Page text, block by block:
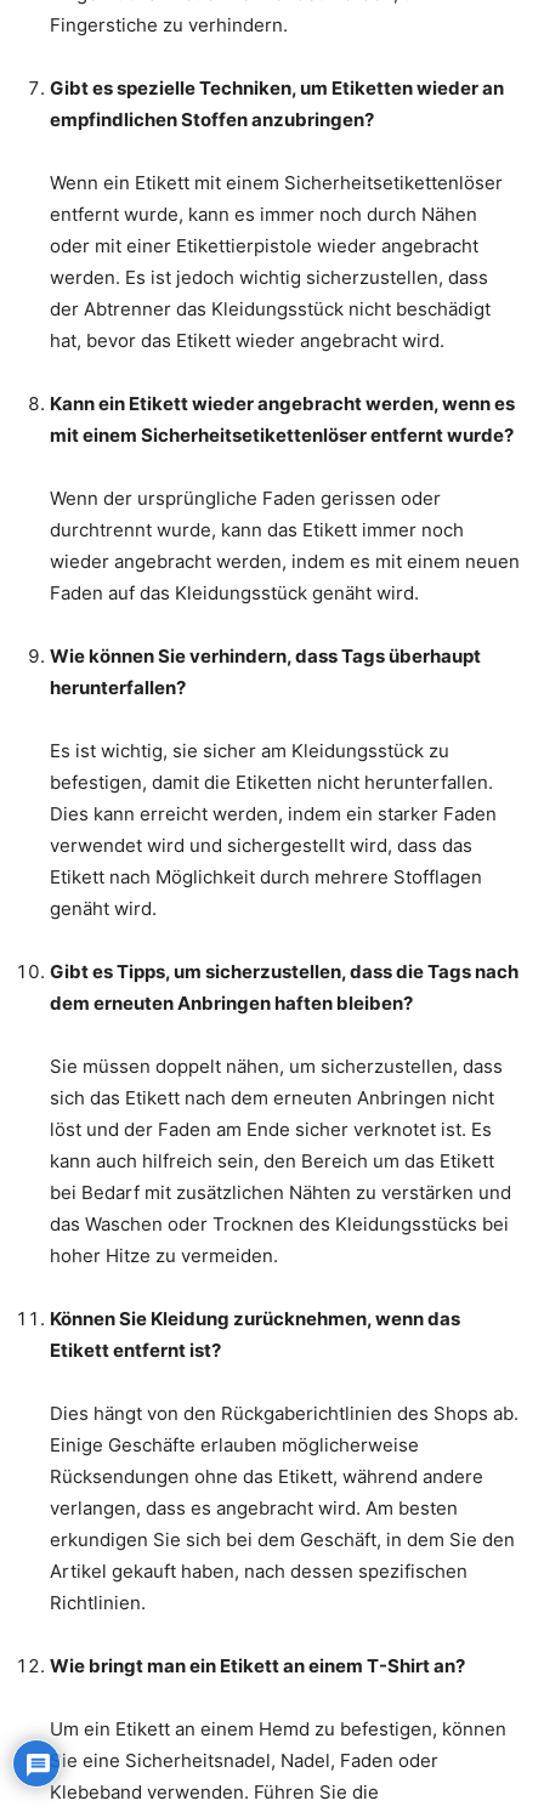
Fingerstiche zu verhindern.
Gibt es spezielle Techniken, um Etiketten wieder an
empfindlichen Stoffen anzubringen?
Wenn ein Etikett mit einem Sicherheitsetikettenlöser
entfernt wurde, kann es immer noch durch Nähen
oder mit einer Etikettierpistole wieder angebracht
werden. Es ist jedoch wichtig sicherzustellen, dass
der Abtrenner das Kleidungsstück nicht beschädigt
hat, bevor das Etikett wieder angebracht wird.
Kann ein Etikett wieder angebracht werden, wenn es
mit einem Sicherheitsetikettenlöser entfernt wurde?
Wenn der ursprüngliche Faden gerissen oder
durchtrennt wurde, kann das Etikett immer noch
wieder angebracht werden, indem es mit einem neuen
Faden auf das Kleidungsstück genäht wird.
Wie können Sie verhindern, dass Tags überhaupt
herunterfallen?
Es ist wichtig, sie sicher am Kleidungsstück zu
befestigen, damit die Etiketten nicht herunterfallen.
Dies kann erreicht werden, indem ein starker Faden
verwendet wird und sichergestellt wird, dass das
Etikett nach Möglichkeit durch mehrere Stofflagen
genäht wird.
Gibt es Tipps, um sicherzustellen, dass die Tags nach
dem erneuten Anbringen haften bleiben?
Sie müssen doppelt nähen, um sicherzustellen, dass
sich das Etikett nach dem erneuten Anbringen nicht
löst und der Faden am Ende sicher verknotet ist. Es
kann auch hilfreich sein, den Bereich um das Etikett
bei Bedarf mit zusätzlichen Nähten zu verstärken und
das Waschen oder Trocknen des Kleidungsstücks bei
hoher Hitze zu vermeiden.
Können Sie Kleidung zurücknehmen, wenn das
Etikett entfernt ist?
Dies hängt von den Rückgaberichtlinien des Shops ab.
Einige Geschäfte erlauben möglicherweise
Rücksendungen ohne das Etikett, während andere
verlangen, dass es angebracht wird. Am besten
erkundigen Sie sich bei dem Geschäft, in dem Sie den
Artikel gekauft haben, nach dessen spezifischen
Richtlinien.
Wie bringt man ein Etikett an einem T-Shirt an?
Um ein Etikett an einem Hemd zu befestigen, können
Sie eine Sicherheitsnadel, Nadel, Faden oder
Klebeband verwenden. Führen Sie die